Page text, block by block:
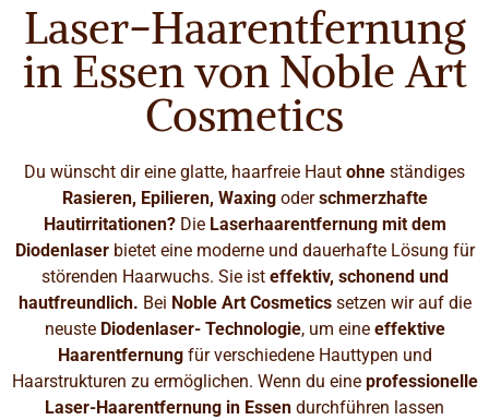
Laser-Haarentfernung
in Essen von Noble Art
Cosmetics
Du wünscht dir eine glatte, haarfreie Haut ohne ständiges
Rasieren, Epilieren, Waxingoderschmerzhafte
Hautirritationen?Die Laserhaarentfernung mit dem
Diodenlaserbietet eine moderne und dauerhafte Lösung für
störenden Haarwuchs. Sie isteffektiv, schonend und
hautfreundlich. Bei Noble Art Cosmeticssetzen wir auf die
neusteDiodenlaser- Technologie, um eine effektive
Haarentfernungfür verschiedene Hauttypen und
Haarstrukturen zu ermöglichen. Wenn du eine professionelle
Laser-Haarentfernung in Essen durchführen lassen